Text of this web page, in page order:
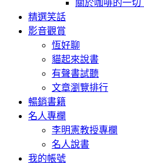
關於咖啡的一
精選笑話
影音觀賞
恆好聊
貓起來說書
有聲書試聽
文章瀏覽排行
暢銷書籍
名人專欄
李明憲教授專欄
名人說書
我的帳號